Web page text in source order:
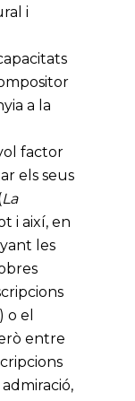
i
a la
factor
els seus
La
i així, en
les
o el
entre